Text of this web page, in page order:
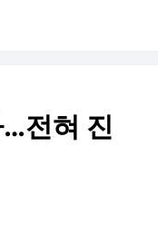
전혀 진